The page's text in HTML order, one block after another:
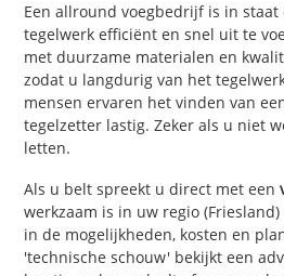
Een allround voegbedrijf is in
tegelwerk efficiënt en snel uit te
met duurzame materialen en
zodat u langdurig van het
mensen ervaren het vinden van
tegelzetter lastig. Zeker als u niet
letten.
Als u belt spreekt u direct met een
werkzaam is in uw regio
in de mogelijkheden, kosten en
'technische schouw' bekijkt een